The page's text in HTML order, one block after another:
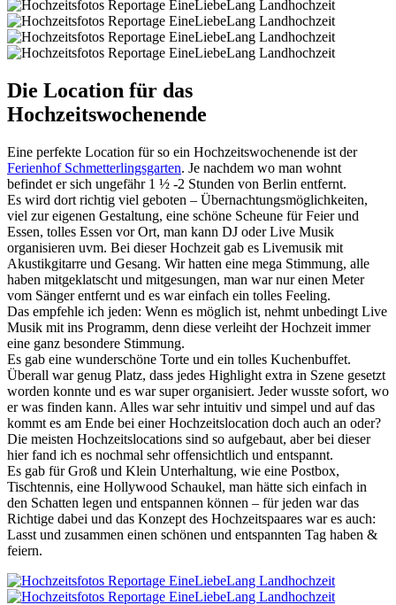
Die Location für das
Hochzeitswochenende
Eine perfekte Location für so ein Hochzeitswochenende ist der
Ferienhof Schmetterlingsgarten. Je nachdem wo man wohnt
befindet er sich ungefähr 1 ½ -2 Stunden von Berlin entfernt.
Es wird dort richtig viel geboten – Übernachtungsmöglichkeiten,
viel zur eigenen Gestaltung, eine schöne Scheune für Feier und
Essen, tolles Essen vor Ort, man kann DJ oder Live Musik
organisieren uvm. Bei dieser Hochzeit gab es Livemusik mit
Akustikgitarre und Gesang. Wir hatten eine mega Stimmung, alle
haben mitgeklatscht und mitgesungen, man war nur einen Meter
vom Sänger entfernt und es war einfach ein tolles Feeling.
Das empfehle ich jeden: Wenn es möglich ist, nehmt unbedingt Live
Musik mit ins Programm, denn diese verleiht der Hochzeit immer
eine ganz besondere Stimmung.
Es gab eine wunderschöne Torte und ein tolles Kuchenbuffet.
Überall war genug Platz, dass jedes Highlight extra in Szene gesetzt
worden konnte und es war super organisiert. Jeder wusste sofort, wo
er was finden kann. Alles war sehr intuitiv und simpel und auf das
kommt es am Ende bei einer Hochzeitslocation doch auch an oder?
Die meisten Hochzeitslocations sind so aufgebaut, aber bei dieser
hier fand ich es nochmal sehr offensichtlich und entspannt.
Es gab für Groß und Klein Unterhaltung, wie eine Postbox,
Tischtennis, eine Hollywood Schaukel, man hätte sich einfach in
den Schatten legen und entspannen können – für jeden war das
Richtige dabei und das Konzept des Hochzeitspaares war es auch:
Lasst und zusammen einen schönen und entspannten Tag haben &
feiern.